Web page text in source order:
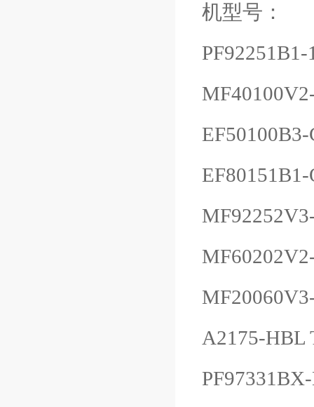
机型号：
PF92251B1-
A2175-HBL